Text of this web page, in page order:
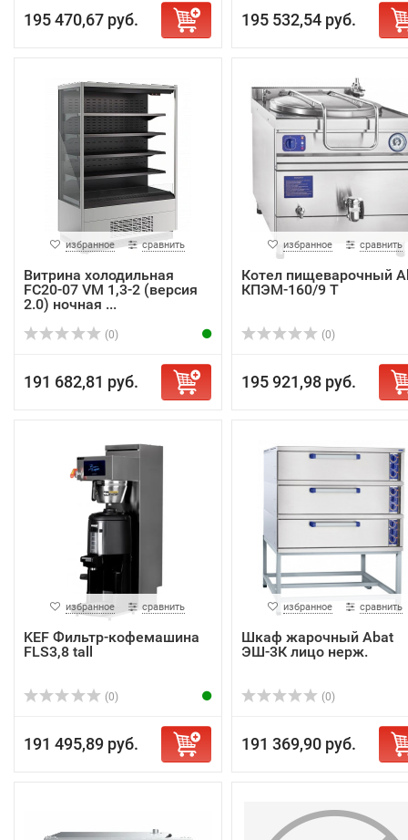
195 470,67 руб. 195 532,54 руб.
избранное сравнить
Витрина холодильная
FC20-07 VM 1,3-2 (версия
2.0) ночная ...
(0)
191 682,81 руб.
избранное сравнить
Котел пищеварочный
КПЭМ-160/9 Т
(0)
195 921,98 руб.
избранное сравнить
KEF Фильтр-кофемашина
FLS3,8 tall
(0)
191 495,89 руб.
избранное сравнить
Шкаф жарочный Abat
ЭШ-3К лицо нерж.
(0)
191 369,90 руб.